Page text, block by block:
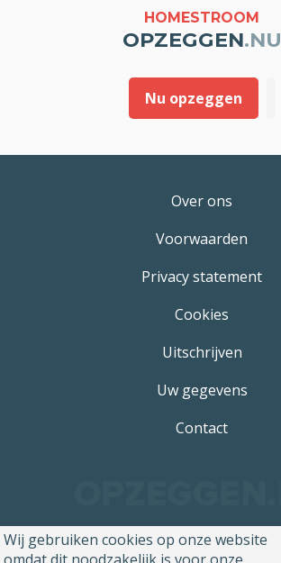
HOMESTROOM
OPZEGGEN.NU
Nu opzeggen
Over ons
Voorwaarden
Privacy statement
Cookies
Uitschrijven
Uw gegevens
Contact
Wij gebruiken cookies op onze website